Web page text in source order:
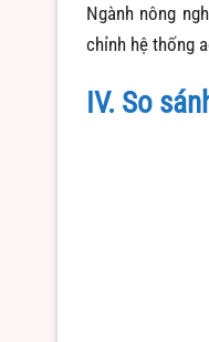
Ngành nông
chỉnh hệ thống
IV. So